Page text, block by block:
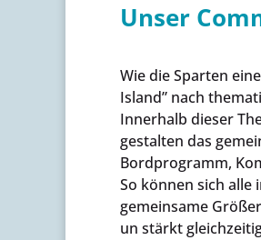
Unser
Wie die Sparten
Island” nach
Innerhalb dieser
gestalten das
Bordprogramm,
So können sich alle
gemeinsame
un stärkt